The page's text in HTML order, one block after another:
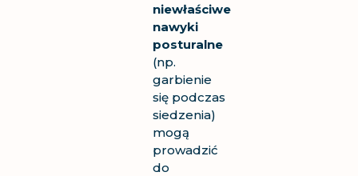
niewłaściwe
nawyki
posturalne
(np.
garbienie
się podczas
siedzenia)
mogą
prowadzić
do